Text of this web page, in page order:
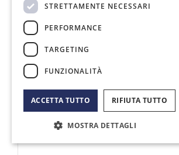
STRETTAMENTE NECESSARI
PERFORMANCE
TARGETING
FUNZIONALITÀ
ACCETTA TUTTO RIFIUTA TUTTO
MOSTRA DETTAGLI